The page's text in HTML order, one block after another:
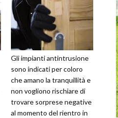
Gli impianti antintrusione
sono indicati per coloro
che amano la tranquillità e
non vogliono rischiare di
trovare sorprese negative
al momento del rientro in